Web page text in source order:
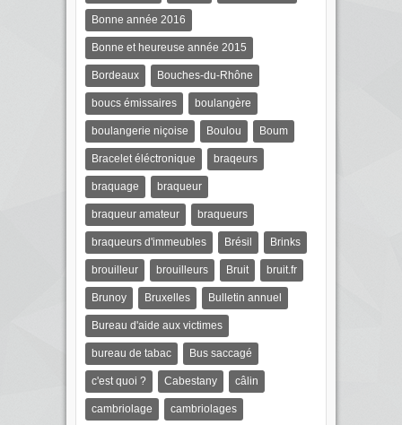
Bonne année 2016
Bonne et heureuse année 2015
Bordeaux Bouches-du-Rhône
boucs émissaires boulangère
boulangerie niçoise Boulou Boum
Bracelet éléctronique braqeurs
braquage braqueur
braqueur amateur braqueurs
braqueurs d'immeubles Brésil Brinks
brouilleur brouilleurs Bruit bruit.fr
Brunoy Bruxelles Bulletin annuel
Bureau d'aide aux victimes
bureau de tabac Bus saccagé
c'est quoi ? Cabestany câlin
cambriolage cambriolages